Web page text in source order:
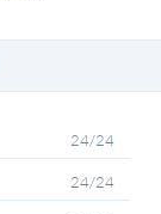
24/24
24/24